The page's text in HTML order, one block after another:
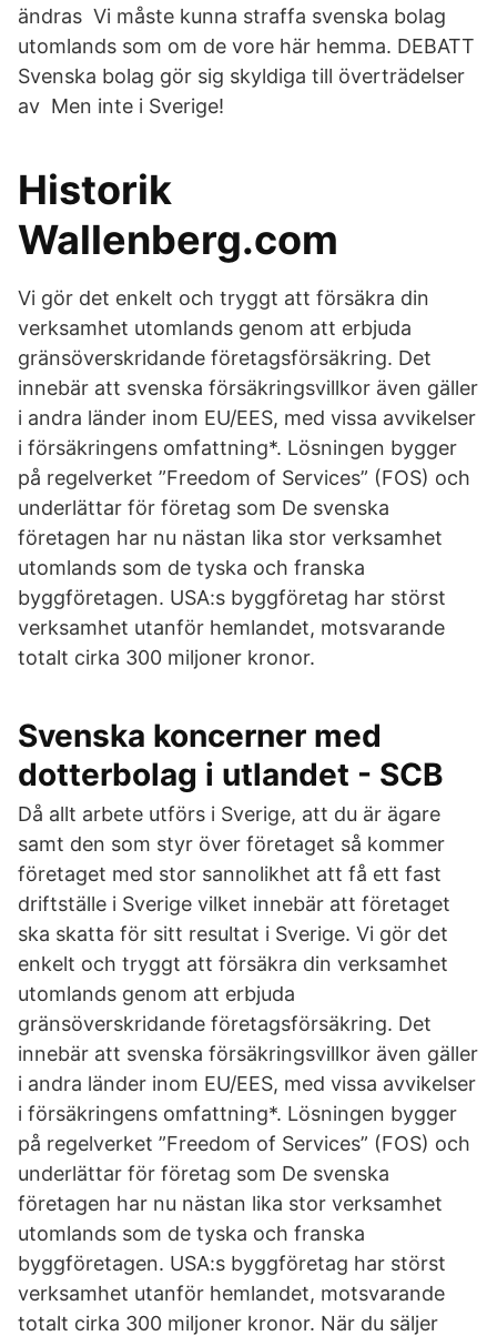
ändras Vi måste kunna straffa svenska bolag
utomlands som om de vore här hemma. DEBATT
Svenska bolag gör sig skyldiga till överträdelser
av Men inte i Sverige!
Historik
Wallenberg.com
Vi gör det enkelt och tryggt att försäkra din
verksamhet utomlands genom att erbjuda
gränsöverskridande företagsförsäkring. Det
innebär att svenska försäkringsvillkor även gäller
i andra länder inom EU/EES, med vissa avvikelser
i försäkringens omfattning*. Lösningen bygger
på regelverket ”Freedom of Services” (FOS) och
underlättar för företag som De svenska
företagen har nu nästan lika stor verksamhet
utomlands som de tyska och franska
byggföretagen. USA:s byggföretag har störst
verksamhet utanför hemlandet, motsvarande
totalt cirka 300 miljoner kronor.
Svenska koncerner med
dotterbolag i utlandet - SCB
Då allt arbete utförs i Sverige, att du är ägare
samt den som styr över företaget så kommer
företaget med stor sannolikhet att få ett fast
driftställe i Sverige vilket innebär att företaget
ska skatta för sitt resultat i Sverige. Vi gör det
enkelt och tryggt att försäkra din verksamhet
utomlands genom att erbjuda
gränsöverskridande företagsförsäkring. Det
innebär att svenska försäkringsvillkor även gäller
i andra länder inom EU/EES, med vissa avvikelser
i försäkringens omfattning*. Lösningen bygger
på regelverket ”Freedom of Services” (FOS) och
underlättar för företag som De svenska
företagen har nu nästan lika stor verksamhet
utomlands som de tyska och franska
byggföretagen. USA:s byggföretag har störst
verksamhet utanför hemlandet, motsvarande
totalt cirka 300 miljoner kronor. När du säljer